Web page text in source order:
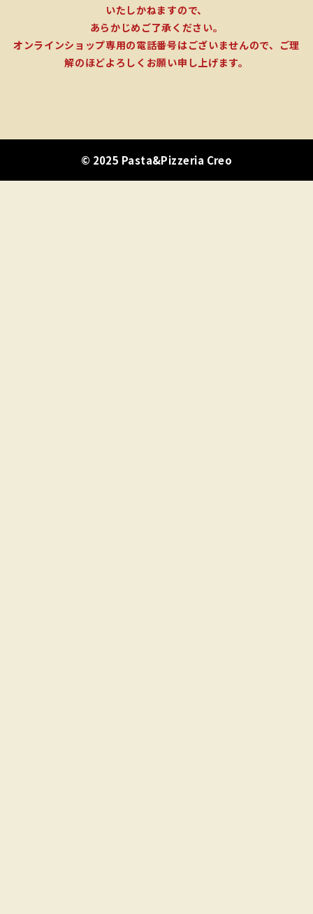
いたしかねますので、
あらかじめご了承ください。
オンラインショップ専用の電話番号はございませんので、ご理
解のほどよろしくお願い申し上げます。
© 2025 Pasta&Pizzeria Creo